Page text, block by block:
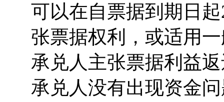
可以在自票据到期日
张票据权利，或适用
承兑人主张票据利益
承兑人没有出现资金